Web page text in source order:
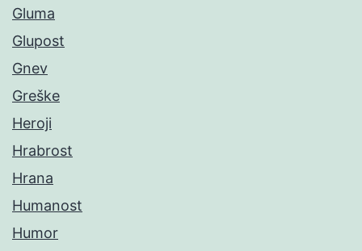
Gluma
Glupost
Gnev
Greške
Heroji
Hrabrost
Hrana
Humanost
Humor